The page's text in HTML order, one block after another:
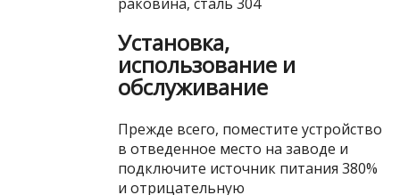
Установка,
использование и
обслуживание
Прежде всего, поместите устройство
в отведенное место на заводе и
подключите источник питания 380%
и отрицательную